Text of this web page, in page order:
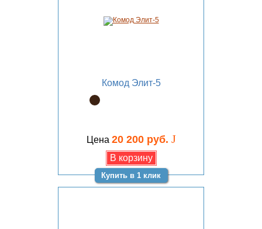
Комод Элит-5
Цена 20 200 руб. J
Купить в 1 клик